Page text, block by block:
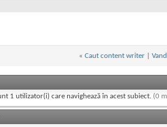
« Caut content writer|
1 utilizator(i) care navighează în acest subiect. (0